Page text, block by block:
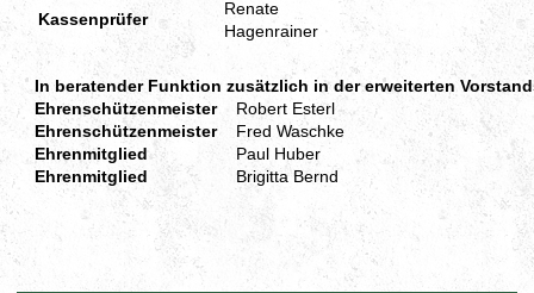
Kassenprüfer
Renate
Hagenrainer
In beratender Funktion zusätzlich in der erweiterten
Ehrenschützenmeister
Robert Esterl
Ehrenschützenmeister
Fred Waschke
Ehrenmitglied
Paul Huber
Ehrenmitglied
Brigitta Bernd